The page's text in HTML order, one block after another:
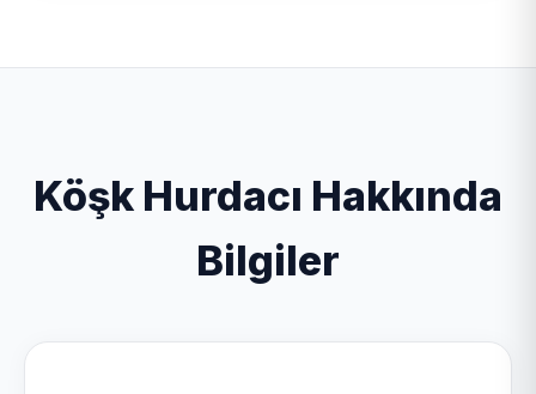
Köşk Hurdacı Hakkında
Bilgiler